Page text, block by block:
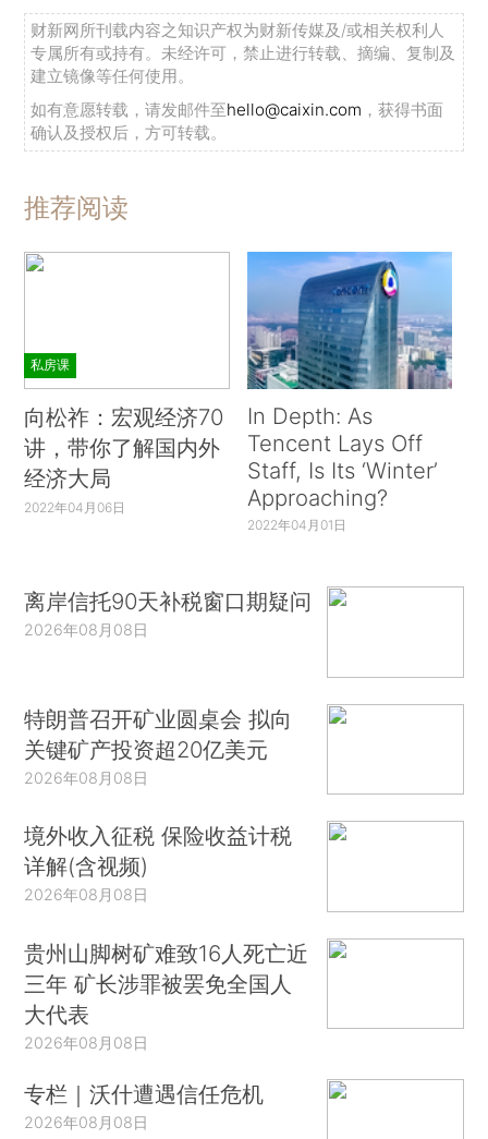
财新网所刊载内容之知识产权为财新传媒及/或相关权利人
专属所有或持有。未经许可，禁止进行转载、摘编、复制及
建立镜像等任何使用。
如有意愿转载，请发邮件至hello@caixin.com ，获得书面
确认及授权后，方可转载。
推荐阅读
私房课
向松祚：宏观经济70
讲，带你了解国内外
经济大局
2022年04月06日
In Depth: As
Tencent Lays Off
Staff, Is Its ‘Winter’
Approaching?
2022年04月01日
离岸信托90天补税窗口期疑问
2026年08月08日
特朗普召开矿业圆桌会 拟向
关键矿产投资超20亿美元
2026年08月08日
境外收入征税 保险收益计税
详解(含视频)
2026年08月08日
贵州山脚树矿难致16人死亡近
三年 矿长涉罪被罢免全国人
大代表
2026年08月08日
专栏｜沃什遭遇信任危机
2026年08月08日